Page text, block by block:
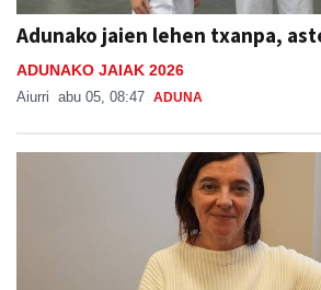
Adunako jaien lehen txanpa,
ADUNAKO JAIAK 2026
Aiurri abu 05, 08:47 ADUNA